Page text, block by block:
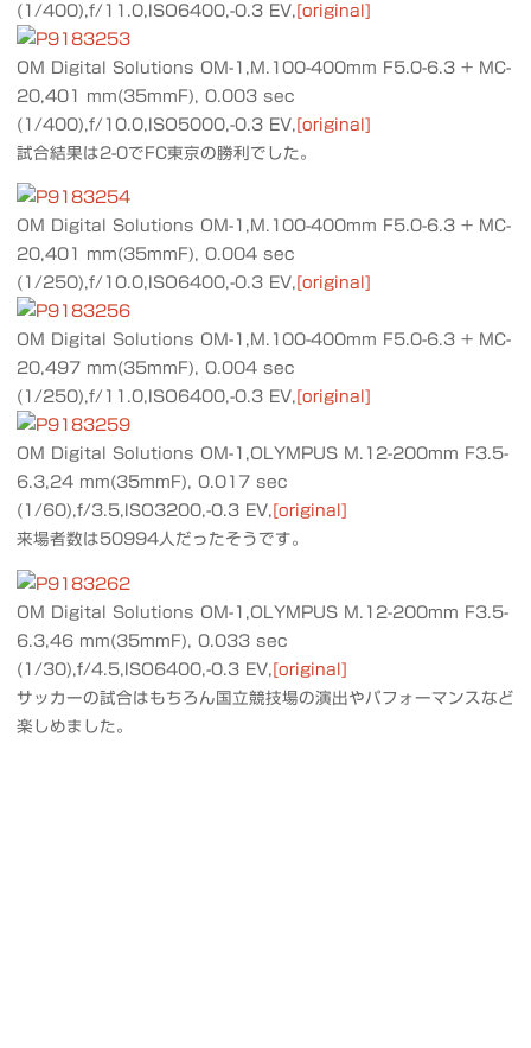
(1/400),f/11.0,ISO6400,-0.3 EV,[original]
OM Digital Solutions OM-1,M.100-400mm F5.0-6.3 + MC-
20,401 mm(35mmF), 0.003 sec
(1/400),f/10.0,ISO5000,-0.3 EV,[original]
試合結果は2-0でFC東京の勝利でした。
OM Digital Solutions OM-1,M.100-400mm F5.0-6.3 + MC-
20,401 mm(35mmF), 0.004 sec
(1/250),f/10.0,ISO6400,-0.3 EV, [original]
OM Digital Solutions OM-1,M.100-400mm F5.0-6.3 + MC-
20,497 mm(35mmF), 0.004 sec
(1/250),f/11.0,ISO6400,-0.3 EV, [original]
OM Digital Solutions OM-1,OLYMPUS M.12-200mm F3.5-
6.3,24 mm(35mmF), 0.017 sec
(1/60),f/3.5,ISO3200,-0.3 EV, [original]
来場者数は50994人だったそうです。
OM Digital Solutions OM-1,OLYMPUS M.12-200mm F3.5-
6.3,46 mm(35mmF), 0.033 sec
(1/30),f/4.5,ISO6400,-0.3 EV,[original]
サッカーの試合はもちろん国立競技場の演出やパフォーマンスなど
楽しめました。